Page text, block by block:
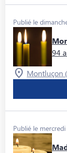
Publié le
94
Montluçon
Publié le